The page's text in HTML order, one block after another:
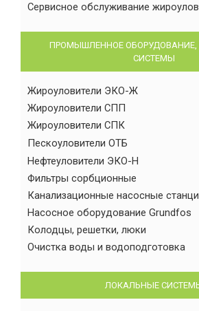
Сервисное обслуживание
ПРОМЫШЛЕННОЕ
СИСТЕМЫ
Жироуловители ЭКО-Ж
Жироуловители СПП
Жироуловители СПК
Пескоуловители ОТБ
Нефтеуловители ЭКО-Н
Фильтры сорбционные
Канализационные насосные
Насосное оборудование Grundfos
Колодцы, решетки, люки
Очистка воды и водоподготовка
ЛОКАЛЬНЫЕ